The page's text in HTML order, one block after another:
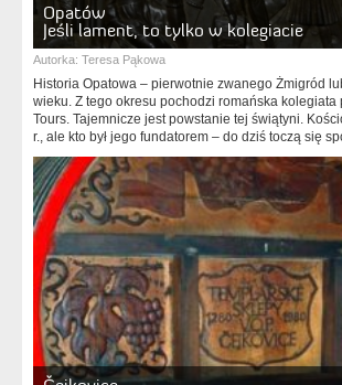
Opatów
Jeśli lament, to tylko w kolegiacie
Autorka: Teresa Pąkowa
Historia Opatowa – pierwotnie zwanego Żmigród
wieku. Z tego okresu pochodzi romańska kolegiata
Tours. Tajemnicze jest powstanie tej świątyni.
r., ale kto był jego fundatorem – do dziś toczą się